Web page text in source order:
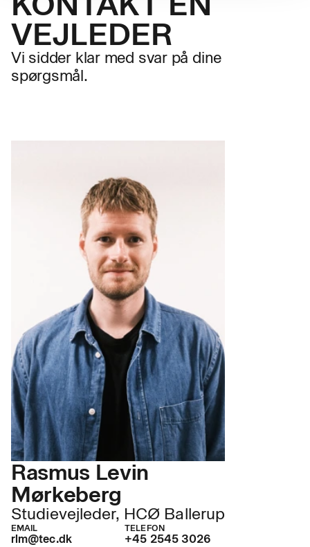
VEJLEDER
Vi sidder klar med svar på dine
spørgsmål.
Rasmus Levin
Mørkeberg
Studievejleder, HCØ Ballerup
EMAIL
rlm@tec.dk
TELEFON
+45 2545 3026